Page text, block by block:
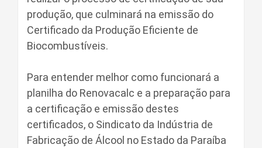
produção, que culminará na emissão do
Certificado da Produção Eficiente de
Biocombustíveis.
Para entender melhor como funcionará a
planilha do Renovacalc e a preparação para
a certificação e emissão destes
certificados, o Sindicato da Indústria de
Fabricação de Álcool no Estado da Paraíba